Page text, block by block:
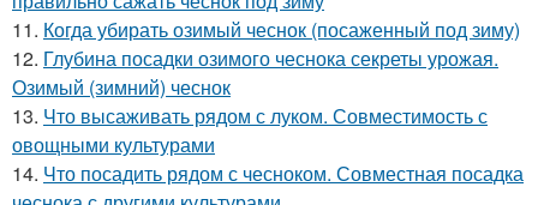
11. Когда убирать озимый чеснок (посаженный под зиму)
12. Глубина посадки озимого чеснока секреты урожая.
Озимый (зимний) чеснок
13. Что высаживать рядом с луком. Совместимость с
овощными культурами
14. Что посадить рядом с чесноком. Совместная посадка